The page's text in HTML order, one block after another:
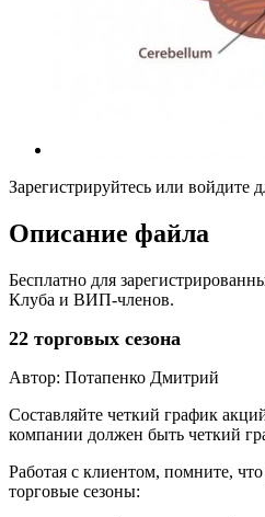
Зарегистрируйтесь или войдите
Описание файла
Бесплатно для
Клуба и ВИП-членов.
22 торговых сезона
Автор: Потапенко Дмитрий
Составляйте четкий график
компании должен быть четкий
Работая с клиентом, помните,
торговые сезоны: